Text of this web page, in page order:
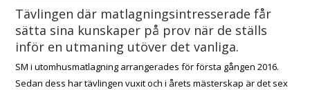
Tävlingen där matlagningsintresserade får
sätta sina kunskaper på prov när de ställs
inför en utmaning utöver det vanliga.
SM i utomhusmatlagning arrangerades för första gången 2016.
Sedan dess har tävlingen vuxit och i årets mästerskap är det sex